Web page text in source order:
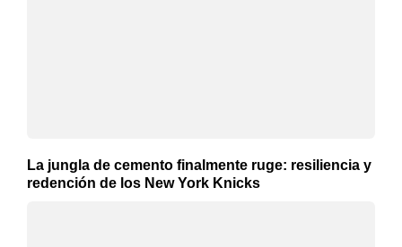
La jungla de cemento finalmente ruge: resiliencia y
redención de los New York Knicks